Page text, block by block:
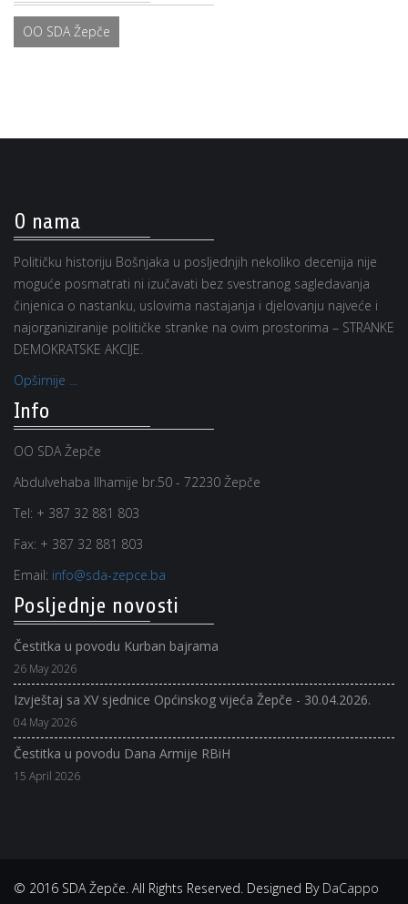
OO SDA Žepče
O nama
Političku historiju Bošnjaka u posljednjih nekoliko decenija nije
moguće posmatrati ni izučavati bez svestranog sagledavanja
činjenica o nastanku, uslovima nastajanja i djelovanju najveće i
najorganiziranije političke stranke na ovim prostorima – STRANKE
DEMOKRATSKE AKCIJE.
Opširnije ...
Info
OO SDA Žepče
Abdulvehaba Ilhamije br.50 - 72230 Žepče
Tel: + 387 32 881 803
Fax: + 387 32 881 803
Email: info@sda-zepce.ba
Posljednje novosti
Čestitka u povodu Kurban bajrama
26 May 2026
Izvještaj sa XV sjednice Općinskog vijeća Žepče - 30.04.2026.
04 May 2026
Čestitka u povodu Dana Armije RBiH
15 April 2026
© 2016 SDA Žepče. All Rights Reserved. Designed By DaCappo